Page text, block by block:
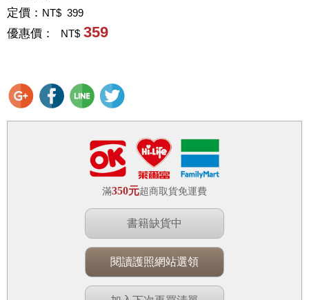
定價： NT$ 399
優惠價： NT$ 359
滿350元超商取貨免運費
書籍缺貨中
閱讀護照網站選領